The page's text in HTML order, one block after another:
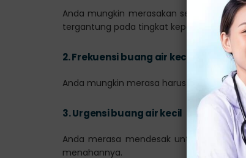
Anda mungkin merasakan sensasi
tergantung pada tingkat keparahan
2.Frekuensi buang air kecil yang
Anda mungkin merasa harus buang air
3.Urgensi buang air kecil
Anda merasa mendesak untuk buang
menahannya.